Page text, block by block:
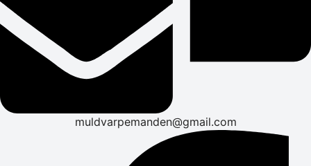
muldvarpemanden@gmail.com